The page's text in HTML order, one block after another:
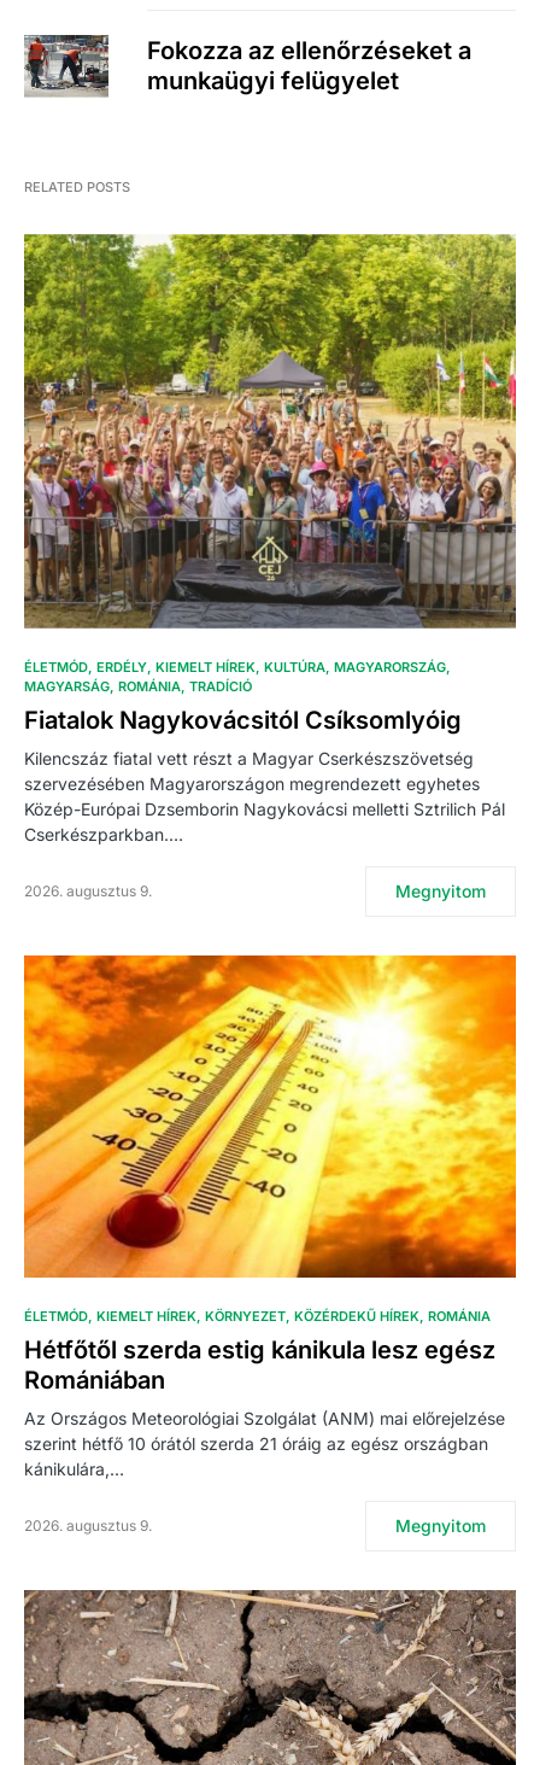
Fokozza az ellenőrzéseket a
munkaügyi felügyelet
RELATED POSTS
ÉLETMÓD ERDÉLY KIEMELT HÍREK KULTÚRA MAGYARORSZÁG
MAGYARSÁG ROMÁNIA TRADÍCIÓ
Fiatalok Nagykovácsitól Csíksomlyóig
Kilencszáz fiatal vett részt a Magyar Cserkészszövetség
szervezésében Magyarországon megrendezett egyhetes
Közép-Európai Dzsemborin Nagykovácsi melletti Sztrilich Pál
Cserkészparkban.…
2026. augusztus 9. Megnyitom
ÉLETMÓD KIEMELT HÍREK KÖRNYEZET KÖZÉRDEKŰ HÍREK ROMÁNIA
Hétfőtől szerda estig kánikula lesz egész
Romániában
Az Országos Meteorológiai Szolgálat (ANM) mai előrejelzése
szerint hétfő 10 órától szerda 21 óráig az egész országban
kánikulára,…
2026. augusztus 9. Megnyitom